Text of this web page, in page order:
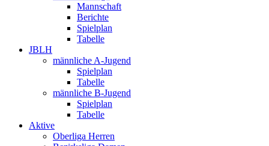
Mannschaft
Berichte
Spielplan
Tabelle
JBLH
männliche A-Jugend
Spielplan
Tabelle
männliche B-Jugend
Spielplan
Tabelle
Aktive
Oberliga Herren